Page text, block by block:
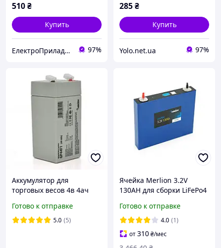
510₴
Купить
ЕлектроПриладТехСервіс 97%
285₴
Купить
Yolo.net.ua 97%
Аккумулятор для
торговых весов 4в 4ач
свинцово-кислотный 4v
4ah 20hr
Готово к отправке
5.0 (5)
Ячейка Merlion 3.2V
130AH для сборки LiFePo4
(200х30х170(185)) мм
Готово к отправке
4.0 (1)
от310₴/мес